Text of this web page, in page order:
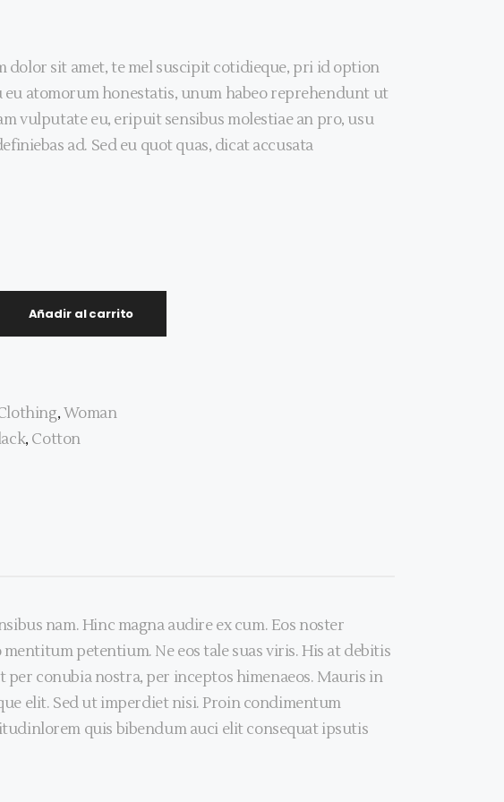
dolor sit amet, te mel suscipit cotidieque, pri id option
eu atomorum honestatis, unum habeo reprehendunt ut
vulputate eu, eripuit sensibus molestiae an pro, usu
ad. Sed eu quot quas, dicat accusata
Añadir al carrito
,Woman
, Cotton
nam. Hinc magna audire ex cum. Eos noster
petentium. Ne eos tale suas viris. His at debitis
conubia nostra, per inceptos himenaeos. Mauris in
elit. Sed ut imperdiet nisi. Proin condimentum
quis bibendum auci elit consequat ipsutis